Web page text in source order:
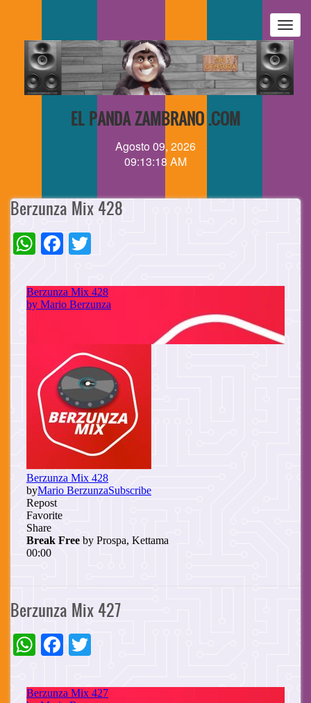
contenido
principal
EL PANDA ZAMBRANO .COM
Agosto 09, 2026
09:13:18 AM
Berzunza Mix 428
WhatsApp
Facebook
Berzunza Mix 427
WhatsApp
Facebook